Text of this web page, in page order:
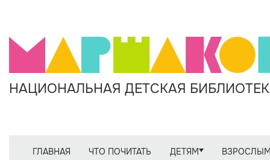
НАЦИОНАЛЬНАЯ ДЕТСКАЯ
ГЛАВНАЯ ЧТО ПОЧИТАТЬ ДЕТЯМ